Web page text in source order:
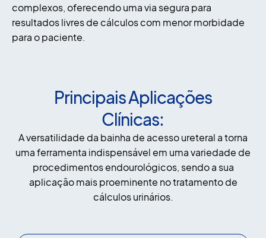
complexos, oferecendo uma via segura para
resultados livres de cálculos com menor morbidade
para o paciente.
Principais Aplicações
Clínicas:
A versatilidade da bainha de acesso ureteral a torna
uma ferramenta indispensável em uma variedade de
procedimentos endourológicos, sendo a sua
aplicação mais proeminente no tratamento de
cálculos urinários.